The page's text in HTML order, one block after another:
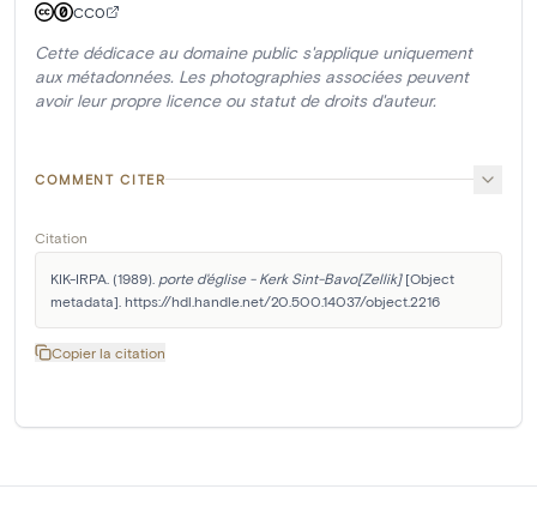
CC0
Cette dédicace au domaine public s'applique uniquement
aux métadonnées. Les photographies associées peuvent
avoir leur propre licence ou statut de droits d'auteur.
COMMENT CITER
Citation
KIK-IRPA. (1989). porte d'église - Kerk Sint-Bavo[Zellik] [Object
metadata]. https://hdl.handle.net/20.500.14037/object.2216
Copier la citation